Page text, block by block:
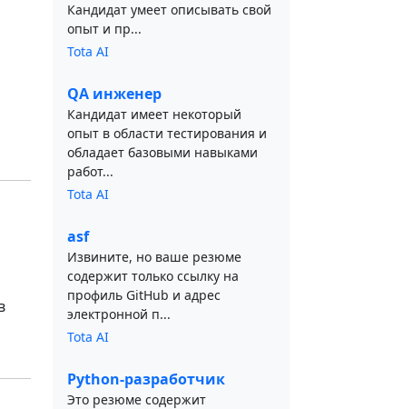
Кандидат умеет описывать свой
опыт и пр...
Tota AI
QA инженер
Кандидат имеет некоторый
опыт в области тестирования и
обладает базовыми навыками
работ...
Tota AI
asf
Извините, но ваше резюме
содержит только ссылку на
профиль GitHub и адрес
электронной п...
Tota AI
Python-разработчик
Это резюме содержит